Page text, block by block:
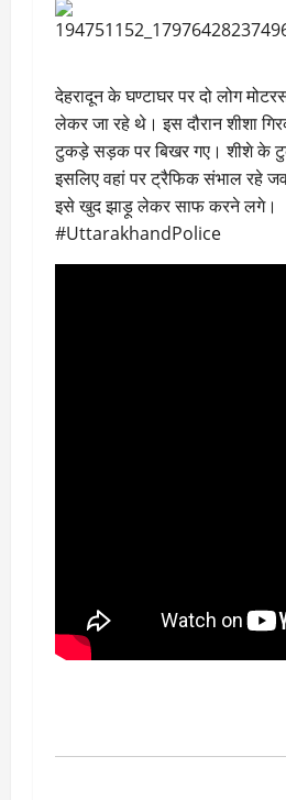
देहरादून के घण्टाघर पर दो लोग
लेकर जा रहे थे। इस दौरान शीशा
टुकड़े सड़क पर बिखर गए। शीशे के
इसलिए वहां पर ट्रैफिक संभाल रहे
इसे खुद झाड़ू लेकर साफ करने लगे।
#UttarakhandPolice